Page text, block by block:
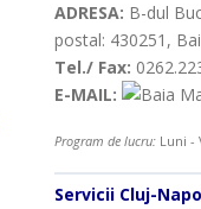
ADRESA: B-dul
postal: 430251,
Tel./ Fax:
E-MAIL:
Program de lucru:Luni -
Servicii Cluj-